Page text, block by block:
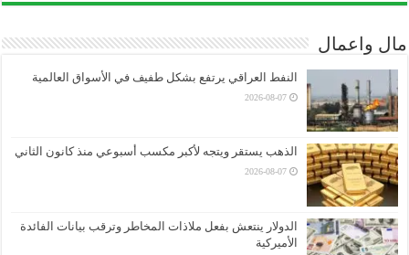
مال واعمال
النفط العراقي يرتفع بشكل طفيف في الأسواق العالمية
2026-08-07
الذهب يستقر ويتجه لأكبر مكسب أسبوعي منذ كانون الثاني
2026-08-07
الدولار ينتعش بفعل ملاذات المخاطر وترقب بيانات الفائدة
الأميركية